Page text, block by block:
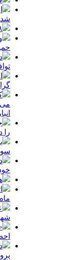
شد
۴۸
را در ۱۳ کشور ازجمله